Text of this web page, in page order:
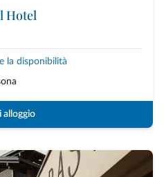
Hotel
la disponibilità
alloggio